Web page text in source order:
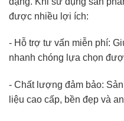
được nhiều lợi ích:
- Hỗ trợ tư vấn miễn phí:
nhanh chóng lựa chọn
- Chất lượng đảm bảo:
liệu cao cấp, bền đẹp và